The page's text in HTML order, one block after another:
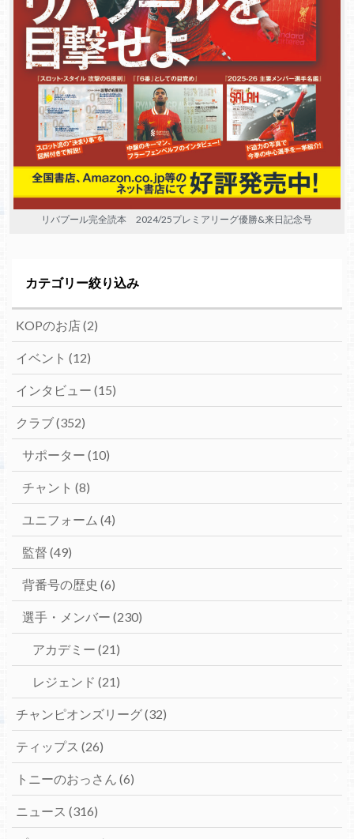
リバプール完全読本 2024/25プレミアリーグ優勝&来日記念号
カテゴリー絞り込み
KOPのお店(2)
イベント (12)
インタビュー (15)
クラブ(352)
サポーター (10)
チャント (8)
ユニフォーム (4)
監督 (49)
背番号の歴史 (6)
選手・メンバー (230)
アカデミー (21)
レジェンド (21)
チャンピオンズリーグ(32)
ティップス (26)
トニーのおっさん (6)
ニュース (316)